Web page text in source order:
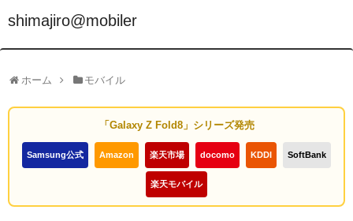
shimajiro@mobiler
ホーム モバイル
「Galaxy Z Fold8」シリーズ発売
Samsung公式 Amazon 楽天市場 docomo KDDI SoftBank
楽天モバイル